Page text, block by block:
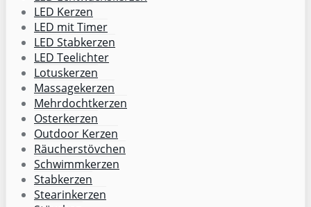
LED Kerzen
LED mit Timer
LED Stabkerzen
LED Teelichter
Lotuskerzen
Massagekerzen
Mehrdochtkerzen
Osterkerzen
Outdoor Kerzen
Räucherstövchen
Schwimmkerzen
Stabkerzen
Stearinkerzen